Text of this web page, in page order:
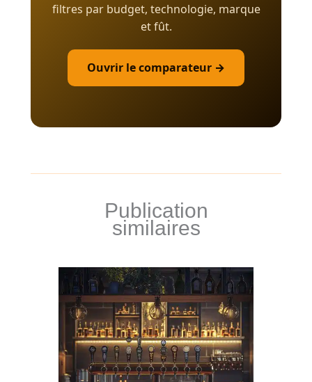
filtres par budget, technologie, marque
et fût.
Ouvrir le comparateur →
Publication
similaires